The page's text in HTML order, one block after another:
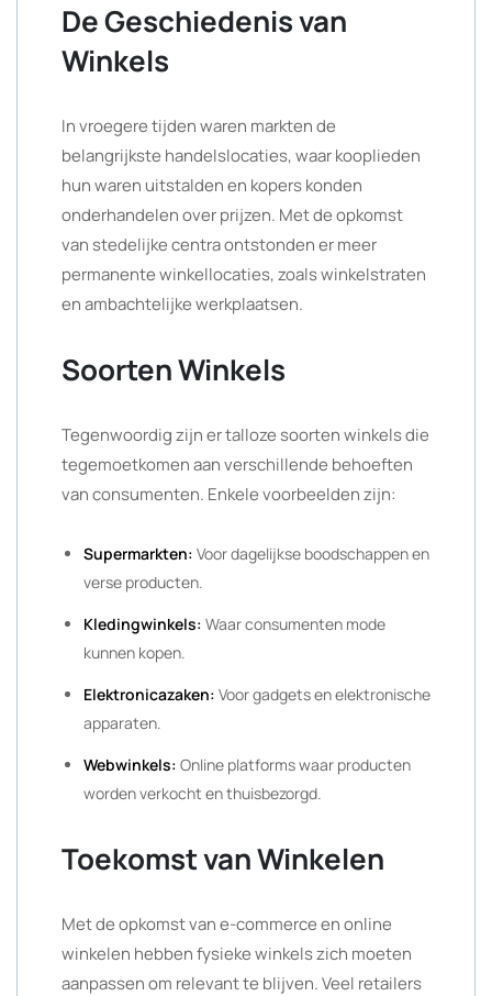
De Geschiedenis van
Winkels
In vroegere tijden waren markten de
belangrijkste handelslocaties, waar kooplieden
hun waren uitstalden en kopers konden
onderhandelen over prijzen. Met de opkomst
van stedelijke centra ontstonden er meer
permanente winkellocaties, zoals winkelstraten
en ambachtelijke werkplaatsen.
Soorten Winkels
Tegenwoordig zijn er talloze soorten winkels die
tegemoetkomen aan verschillende behoeften
van consumenten. Enkele voorbeelden zijn:
Supermarkten: Voor dagelijkse boodschappen en
verse producten.
Kledingwinkels: Waar consumenten mode
kunnen kopen.
Elektronicazaken: Voor gadgets en elektronische
apparaten.
Webwinkels: Online platforms waar producten
worden verkocht en thuisbezorgd.
Toekomst van Winkelen
Met de opkomst van e-commerce en online
winkelen hebben fysieke winkels zich moeten
aanpassen om relevant te blijven. Veel retailers